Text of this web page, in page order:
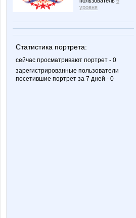
уровня
Статистика портрета:
сейчас просматривают портрет - 0
зарегистрированные пользователи
посетившие портрет за 7 дней - 0